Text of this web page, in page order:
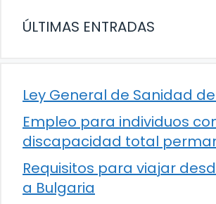
ÚLTIMAS ENTRADAS
Ley General de Sanidad de
Empleo para individuos
discapacidad total
Requisitos para viajar
a Bulgaria